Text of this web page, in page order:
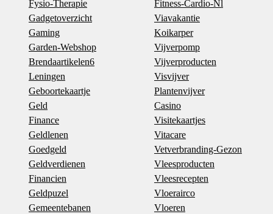
Fysio-Therapie
Gadgetoverzicht
Gaming
Garden-Webshop
Brendaartikelen6
Leningen
Geboortekaartje
Geld
Finance
Geldlenen
Goedgeld
Geldverdienen
Financien
Geldpuzel
Gemeentebanen
Fitness-Cardio-Nl
Viavakantie
Koikarper
Vijverpomp
Vijverproducten
Visvijver
Plantenvijver
Casino
Visitekaartjes
Vitacare
Vetverbranding-Gezon
Vleesproducten
Vleesrecepten
Vloerairco
Vloeren